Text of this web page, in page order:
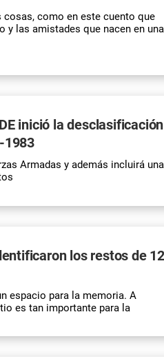
cosas, como en este cuento que
y las amistades que nacen en una
inició la desclasificación
1983
Armadas y además incluirá una
los restos de 12
espacio para la memoria. A
es tan importante para la